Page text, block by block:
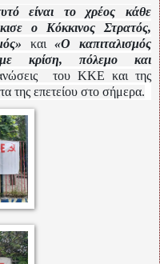
είναι το χρέος κάθε
ο Κόκκινος Στρατός,
και«Ο καπιταλισμός
κρίση, πόλεμο και
του ΚΚΕ και της
της επετείου στο σήμερα.